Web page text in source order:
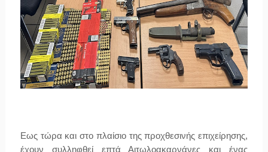
Εως τώρα και στο πλαίσιο της προχθεσινής επιχείρησης,
έχουν συλληφθεί επτά Αιτωλοακαρνάνες και ένας